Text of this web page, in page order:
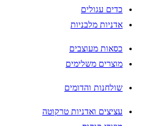
כדים עגולים
אדניות מלבניות
כסאות מעוצבים
מוצרים משלימים
שולחנות והדומים
עציצים ואדניות טרקוטה